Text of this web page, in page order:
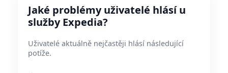
Jaké problémy uživatelé hlásí u
služby Expedia?
Uživatelé aktuálně nejčastěji hlásí následující
potíže.